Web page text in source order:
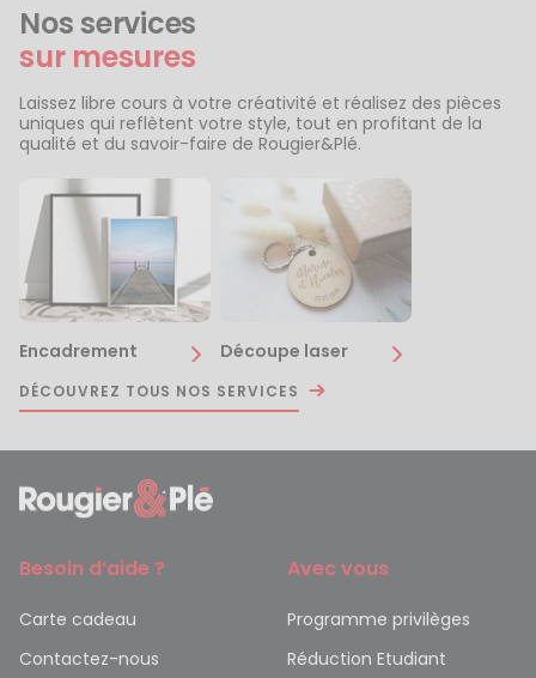
Nos services
sur mesures
Laissez libre cours à votre créativité et réalisez des pièces
uniques qui reflètent votre style, tout en profitant de la
qualité et du savoir-faire de Rougier&Plé.
Encadrement Découpe laser
DÉCOUVREZ TOUS NOS SERVICES
Besoin d’aide ?
Carte cadeau
Contactez-nous
Avec vous
Programme privilèges
Réduction Etudiant